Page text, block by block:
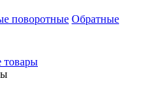
поворотные Обратные
товары